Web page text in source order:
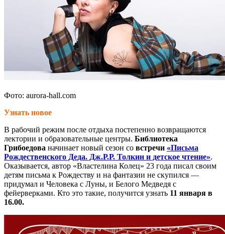
Фото: aurora-hall.com
Узнать новое
В рабочий режим после отдыха постепенно возвращаются
лектории и образовательные центры. Библиотека
Грибоедова начинает новый сезон со встречи «Письма
Рождественского Деда. Дж.Р.Р. Толкин и детское чтение».
Оказывается, автор «Властелина Колец» 23 года писал своим
детям письма к Рождеству и на фантазии не скупился —
придумал и Человека с Луны, и Белого Медведя с
фейерверками. Кто это такие, получится узнать 11 января в
16.00.